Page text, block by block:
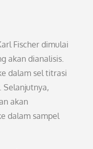
Fischer dimulai
akan dianalisis.
dalam sel titrasi
akan
dalam sampel